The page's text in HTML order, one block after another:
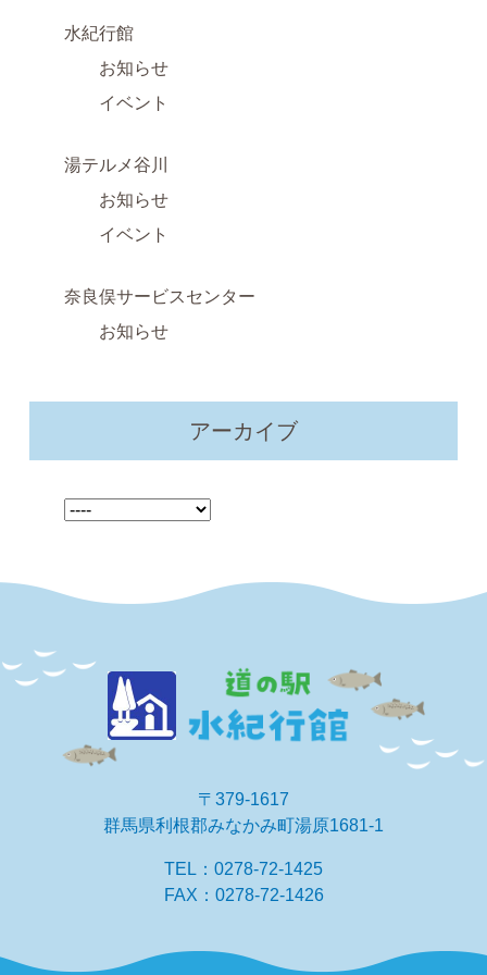
水紀行館
お知らせ
イベント
湯テルメ谷川
お知らせ
イベント
奈良俣サービスセンター
お知らせ
アーカイブ
〒379-1617
群馬県利根郡みなかみ町湯原1681-1
TEL：0278-72-1425
FAX：0278-72-1426